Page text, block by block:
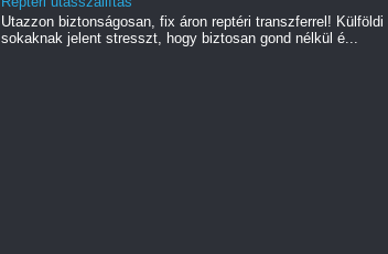
Utazzon biztonságosan, fix áron reptéri transzferrel!
sokaknak jelent stresszt, hogy biztosan gond nélkül é...